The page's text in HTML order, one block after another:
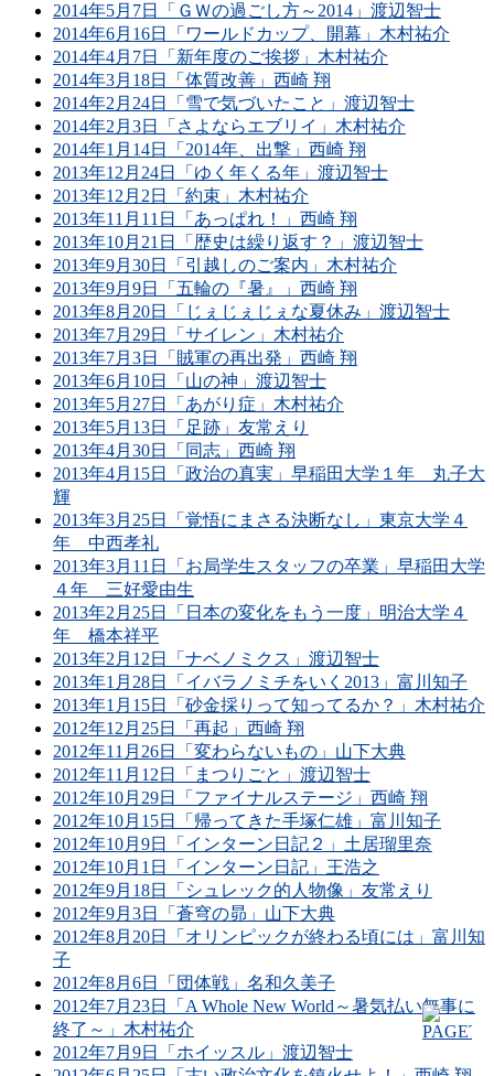
2014年5月7日「ＧＷの過ごし方～2014」渡辺智士
2014年6月16日「ワールドカップ、開幕」木村祐介
2014年4月7日「新年度のご挨拶」木村祐介
2014年3月18日「体質改善」西崎 翔
2014年2月24日「雪で気づいたこと」渡辺智士
2014年2月3日「さよならエブリイ」木村祐介
2014年1月14日「2014年、出撃」西崎 翔
2013年12月24日「ゆく年くる年」渡辺智士
2013年12月2日「約束」木村祐介
2013年11月11日「あっぱれ！」西崎 翔
2013年10月21日「歴史は繰り返す？」渡辺智士
2013年9月30日「引越しのご案内」木村祐介
2013年9月9日「五輪の『暑』」西崎 翔
2013年8月20日「じぇじぇじぇな夏休み」渡辺智士
2013年7月29日「サイレン」木村祐介
2013年7月3日「賊軍の再出発」西崎 翔
2013年6月10日「山の神」渡辺智士
2013年5月27日「あがり症」木村祐介
2013年5月13日「足跡」友常えり
2013年4月30日「同志」西崎 翔
2013年4月15日「政治の真実」早稲田大学１年 丸子大
輝
2013年3月25日「覚悟にまさる決断なし」東京大学４
年 中西孝礼
2013年3月11日「お局学生スタッフの卒業」早稲田大学
４年 三好愛由生
2013年2月25日「日本の変化をもう一度」明治大学４
年 橋本祥平
2013年2月12日「ナベノミクス」渡辺智士
2013年1月28日「イバラノミチをいく2013」富川知子
2013年1月15日「砂金採りって知ってるか？」木村祐介
2012年12月25日「再起」西崎 翔
2012年11月26日「変わらないもの」山下大典
2012年11月12日「まつりごと」渡辺智士
2012年10月29日「ファイナルステージ」西崎 翔
2012年10月15日「帰ってきた手塚仁雄」富川知子
2012年10月9日「インターン日記２」土居瑠里奈
2012年10月1日「インターン日記」王浩之
2012年9月18日「シュレック的人物像」友常えり
2012年9月3日「蒼穹の昴」山下大典
2012年8月20日「オリンピックが終わる頃には」富川知
子
2012年8月6日「団体戦」名和久美子
2012年7月23日「A Whole New World～暑気払い無事に
終了～」木村祐介
2012年7月9日「ホイッスル」渡辺智士